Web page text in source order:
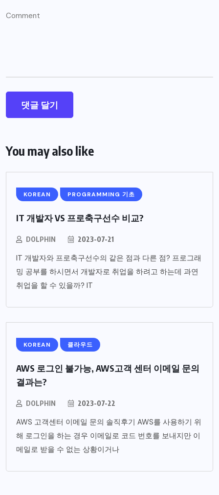
You may also like
KOREAN PROGRAMMING 기초
IT 개발자 VS 프로축구선수 비교?
DOLPHIN 2023-07-21
IT 개발자와 프로축구선수의 같은 점과 다른 점? 프로그래
밍 공부를 하시면서 개발자로 취업을 하려고 하는데 과연
취업을 할 수 있을까? IT
KOREAN 클라우드
AWS 로그인 불가능, AWS고객 센터 이메일 문의
결과는?
DOLPHIN 2023-07-22
AWS 고객센터 이메일 문의 솔직후기 AWS를 사용하기 위
해 로그인을 하는 경우 이메일로 코드 번호를 보내지만 이
메일로 받을 수 없는 상황이거나